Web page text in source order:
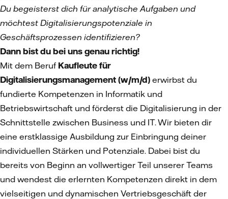
Du begeisterst dich für analytische Aufgaben und
möchtest Digitalisierungspotenziale in
Geschäftsprozessen identifizieren?
Dann bist du bei uns genau richtig!
Mit dem Beruf Kaufleute für
Digitalisierungsmanagement (w/m/d) erwirbst du
fundierte Kompetenzen in Informatik und
Betriebswirtschaft und förderst die Digitalisierung in der
Schnittstelle zwischen Business und IT. Wir bieten dir
eine erstklassige Ausbildung zur Einbringung deiner
individuellen Stärken und Potenziale. Dabei bist du
bereits von Beginn an vollwertiger Teil unserer Teams
und wendest die erlernten Kompetenzen direkt in dem
vielseitigen und dynamischen Vertriebsgeschäft der